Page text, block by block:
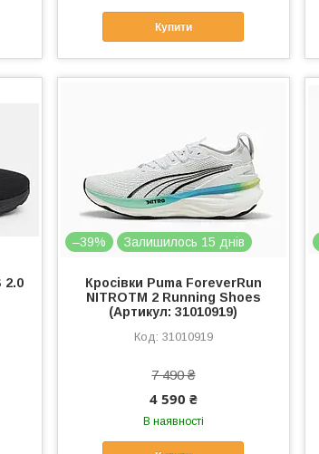
Купити
2.0
–39% Залишилось 15 днів
Кросівки Puma ForeverRun
NITROTM 2 Running Shoes
(Артикул: 31010919)
31010919
7 490 ₴
4 590 ₴
В наявності